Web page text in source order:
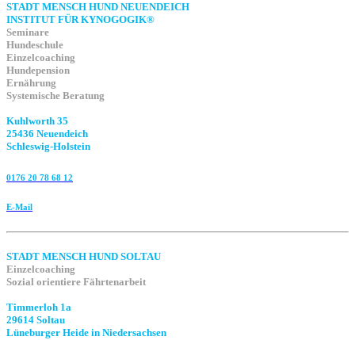
STADT MENSCH HUND NEUENDEICH
INSTITUT FÜR KYNOGOGIK®
Seminare
Hundeschule
Einzelcoaching
Hundepension
Ernährung
Systemische Beratung
Kuhlworth 35
25436 Neuendeich
Schleswig-Holstein
0176 20 78 68 12
E-Mail
STADT MENSCH HUND SOLTAU
Einzelcoaching
Sozial orientiere Fährtenarbeit
Timmerloh 1a
29614 Soltau
Lüneburger Heide in Niedersachsen